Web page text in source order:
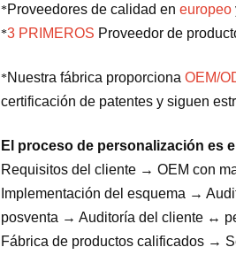
*Proveedores de calidad en europeo
*3 PRIMEROS Proveedor de
*Nuestra fábrica proporciona OEM/
certificación de patentes y siguen
El proceso de personalización es
Requisitos del cliente → OEM con
Implementación del esquema →
posventa → Auditoría del cliente ↔
Fábrica de productos calificados →